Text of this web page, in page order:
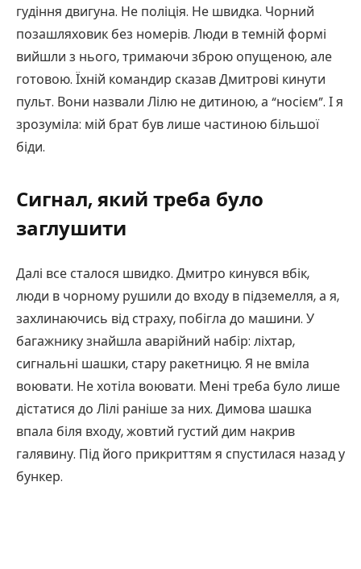
гудіння двигуна. Не поліція. Не швидка. Чорний
позашляховик без номерів. Люди в темній формі
вийшли з нього, тримаючи зброю опущеною, але
готовою. Їхній командир сказав Дмитрові кинути
пульт. Вони назвали Лілю не дитиною, а “носієм”. І я
зрозуміла: мій брат був лише частиною більшої
біди.
Сигнал, який треба було
заглушити
Далі все сталося швидко. Дмитро кинувся вбік,
люди в чорному рушили до входу в підземелля, а я,
захлинаючись від страху, побігла до машини. У
багажнику знайшла аварійний набір: ліхтар,
сигнальні шашки, стару ракетницю. Я не вміла
воювати. Не хотіла воювати. Мені треба було лише
дістатися до Лілі раніше за них. Димова шашка
впала біля входу, жовтий густий дим накрив
галявину. Під його прикриттям я спустилася назад у
бункер.